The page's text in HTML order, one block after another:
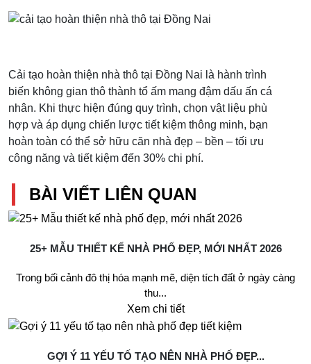
Cải tạo hoàn thiện nhà thô tại Đồng Nai là hành trình
biến không gian thô thành tổ ấm mang đậm dấu ấn cá
nhân. Khi thực hiện đúng quy trình, chọn vật liệu phù
hợp và áp dụng chiến lược tiết kiệm thông minh, bạn
hoàn toàn có thể sở hữu căn nhà đẹp – bền – tối ưu
công năng và tiết kiệm đến 30% chi phí.
BÀI VIẾT LIÊN QUAN
25+ MẪU THIẾT KẾ NHÀ PHỐ ĐẸP, MỚI NHẤT 2026
Trong bối cảnh đô thị hóa mạnh mẽ, diện tích đất ở ngày càng
thu...
Xem chi tiết
GỢI Ý 11 YẾU TỐ TẠO NÊN NHÀ PHỐ ĐẸP...